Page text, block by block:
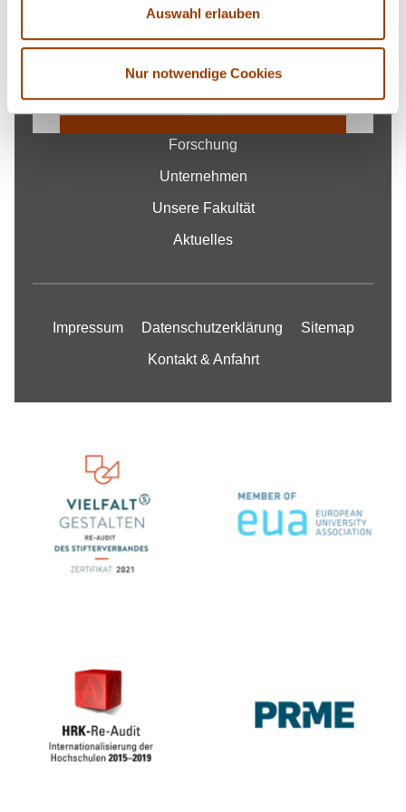
Auswahl erlauben
Nur notwendige Cookies
und personenbezogene Datenverarbeitung
entnehmen Sie unserer
Datenschutzerklärung
COOKIE EINSTELLUNGEN
Fakultät
Studium
Forschung
Unternehmen
Unsere Fakultät
Aktuelles
Impressum Datenschutzerklärung Sitemap
Kontakt & Anfahrt